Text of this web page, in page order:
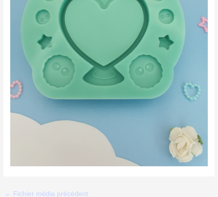
← Fichier média précédent